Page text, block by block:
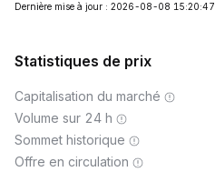
Dernière mise à jour : 2026-08-08 15:20:47
Statistiques de prix
Capitalisation du marché
Volume sur 24 h
Sommet historique
Offre en circulation